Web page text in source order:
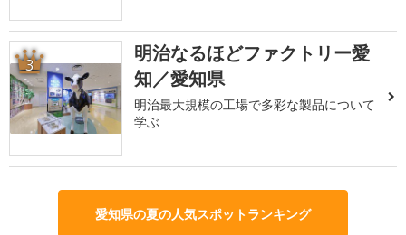
3
明治なるほどファクトリー愛
知／愛知県
明治最大規模の工場で多彩な製品について
学ぶ
愛知県の夏の人気スポットランキング